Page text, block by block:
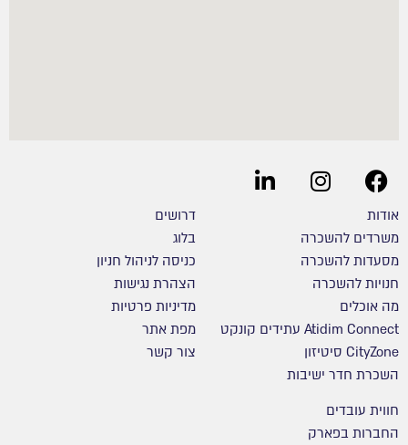
אודות
משרדים להשכרה
מסעדות להשכרה
חנויות להשכרה
מה אוכלים
Atidim Connect עתידים קונקט
CityZone סיטיזון
השכרת חדר ישיבות
חווית עובדים
החברות בפארק
דרושים
בלוג
כניסה לניהול חניון
הצהרת נגישות
מדיניות פרטיות
מפת אתר
צור קשר